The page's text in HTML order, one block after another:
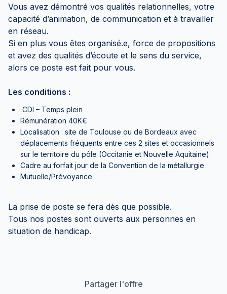
Vous avez démontré vos qualités relationnelles, votre
capacité d’animation, de communication et à travailler
en réseau.
Si en plus vous êtes organisé.e, force de propositions
et avez des qualités d’écoute et le sens du service,
alors ce poste est fait pour vous.
Les conditions :
CDI – Temps plein
Rémunération 40K€
Localisation : site de Toulouse ou de Bordeaux avec
déplacements fréquents entre ces 2 sites et occasionnels
sur le territoire du pôle (Occitanie et Nouvelle Aquitaine)
Cadre au forfait jour de la Convention de la métallurgie
Mutuelle/Prévoyance
La prise de poste se fera dès que possible.
Tous nos postes sont ouverts aux personnes en
situation de handicap.
Partager l'offre